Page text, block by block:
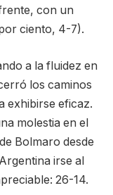
con un
ciento, 4-7).
a la fluidez en
los caminos
exhibirse eficaz.
molestia en el
Bolmaro desde
irse al
26-14.